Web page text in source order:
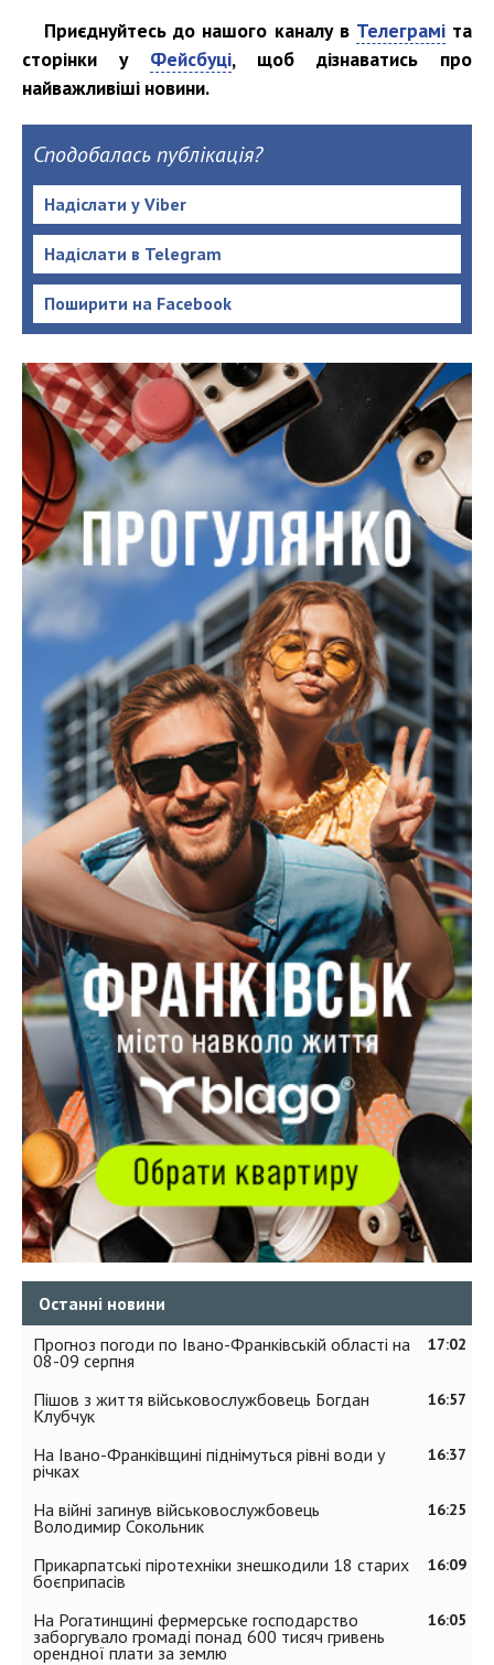
Приєднуйтесь до нашого каналу в Телеграміта
сторінки у Фейсбуці, щоб дізнаватись про
найважливіші новини.
Сподобалась публікація?
Надіслати у Viber
Надіслати в Telegram
Поширити на Facebook
Останні новини
17:02
Прогноз погоди по Івано-Франківській області на
08-09 серпня
16:57
Пішов з життя військовослужбовець Богдан
Клубчук
16:37
На Івано-Франківщині піднімуться рівні води у
річках
16:25
На війні загинув військовослужбовець
Володимир Сокольник
16:09
Прикарпатські піротехніки знешкодили 18 старих
боєприпасів
16:05
На Рогатинщині фермерське господарство
заборгувало громаді понад 600 тисяч гривень
орендної плати за землю